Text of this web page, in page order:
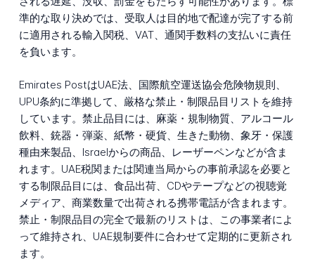
準的な取り決めでは、受取人は目的地で配達が完了する前
に適用される輸入関税、VAT、通関手数料の支払いに責任
を負います。
Emirates PostはUAE法、国際航空運送協会危険物規則、
UPU条約に準拠して、厳格な禁止・制限品目リストを維持
しています。禁止品目には、麻薬・規制物質、アルコール
飲料、銃器・弾薬、紙幣・硬貨、生きた動物、象牙・保護
種由来製品、Israelからの商品、レーザーペンなどが含ま
れます。UAE税関または関連当局からの事前承認を必要と
する制限品目には、食品出荷、CDやテープなどの視聴覚
メディア、商業数量で出荷される携帯電話が含まれます。
禁止・制限品目の完全で最新のリストは、この事業者によ
って維持され、UAE規制要件に合わせて定期的に更新され
ます。